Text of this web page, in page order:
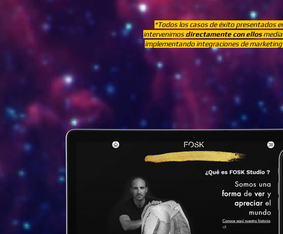
*Todos los casos de éxito presentados
intervenimosdirectamente con ellos
implementando integraciones de